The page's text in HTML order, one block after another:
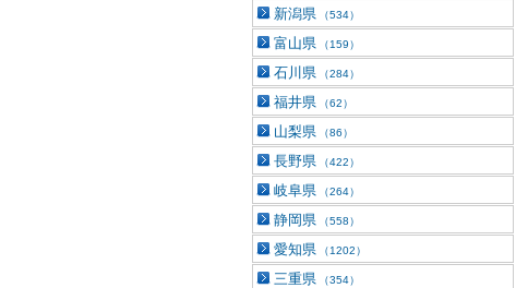
新潟県 （534）
富山県 （159）
石川県 （284）
福井県 （62）
山梨県 （86）
長野県 （422）
岐阜県 （264）
静岡県 （558）
愛知県 （1202）
三重県 （354）